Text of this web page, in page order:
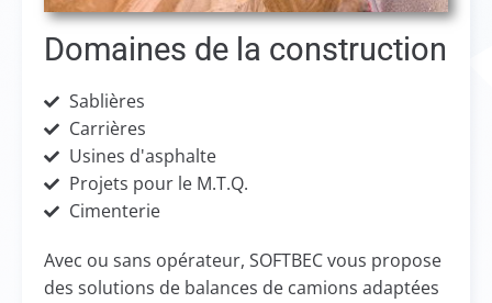
Domaines de la construction
Sablières
Carrières
Usines d'asphalte
Projets pour le M.T.Q.
Cimenterie
Avec ou sans opérateur, SOFTBEC vous propose
des solutions de balances de camions adaptées